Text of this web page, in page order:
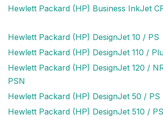
Hewlett Packard (HP) Business InkJet
Hewlett Packard (HP) DesignJet 10 / PS
Hewlett Packard (HP) DesignJet 110 /
Hewlett Packard (HP) DesignJet 120 /
PSN
Hewlett Packard (HP) DesignJet 50 / PS
Hewlett Packard (HP) DesignJet 510 / PS